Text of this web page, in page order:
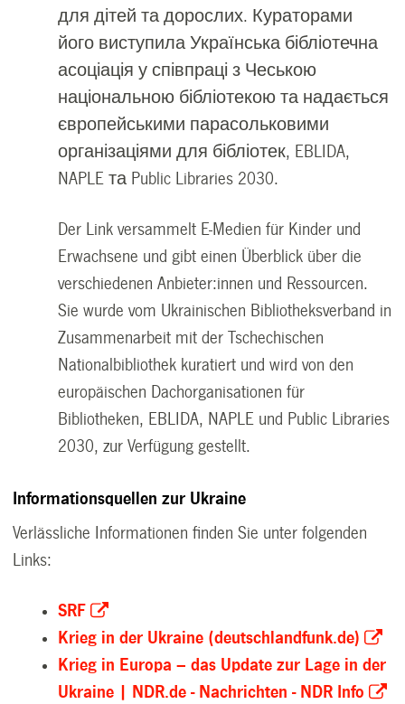
для дітей та дорослих. Кураторами
його виступила Українська бібліотечна
асоціація у співпраці з Чеською
національною бібліотекою та надається
європейськими парасольковими
організаціями для бібліотек, EBLIDA,
NAPLE та Public Libraries 2030.
Der Link versammelt E-Medien für Kinder und
Erwachsene und gibt einen Überblick über die
verschiedenen Anbieter:innen und Ressourcen.
Sie wurde vom Ukrainischen Bibliotheksverband in
Zusammenarbeit mit der Tschechischen
Nationalbibliothek kuratiert und wird von den
europäischen Dachorganisationen für
Bibliotheken, EBLIDA, NAPLE und Public Libraries
2030, zur Verfügung gestellt.
Informationsquellen zur Ukraine
Verlässliche Informationen finden Sie unter folgenden
Links:
SRF
Krieg in der Ukraine (deutschlandfunk.de)
Krieg in Europa – das Update zur Lage in der
Ukraine | NDR.de - Nachrichten - NDR Info